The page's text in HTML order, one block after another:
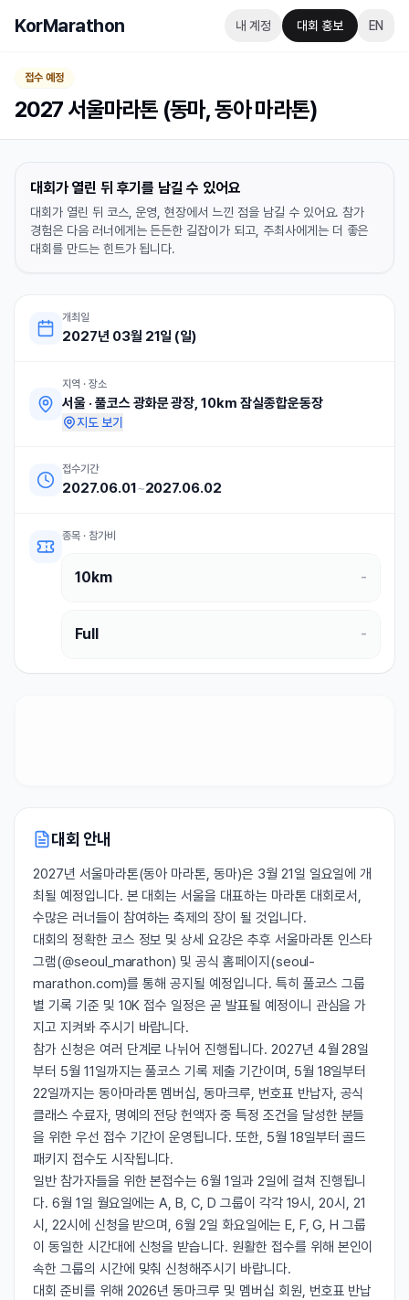
KorMarathon 내 계정 대회 홍보 EN
접수 예정
2027 서울마라톤 (동마, 동아 마라톤)
대회가 열린 뒤 후기를 남길 수 있어요
대회가 열린 뒤 코스, 운영, 현장에서 느낀 점을 남길 수 있어요. 참가
경험은 다음 러너에게는 든든한 길잡이가 되고, 주최사에게는 더 좋은
대회를 만드는 힌트가 됩니다.
개최일
2027년 03월 21일 (일)
지역 · 장소
서울· 풀코스 광화문 광장, 10km 잠실종합운동장
지도 보기
접수기간
2027.06.01~2027.06.02
종목 · 참가비
10km -
Full -
대회 안내
2027년 서울마라톤(동아 마라톤, 동마)은 3월 21일 일요일에 개
최될 예정입니다. 본 대회는 서울을 대표하는 마라톤 대회로서,
수많은 러너들이 참여하는 축제의 장이 될 것입니다.
대회의 정확한 코스 정보 및 상세 요강은 추후 서울마라톤 인스타
그램(@seoul_marathon) 및 공식 홈페이지(seoul-
marathon.com)를 통해 공지될 예정입니다. 특히 풀코스 그룹
별 기록 기준 및 10K 접수 일정은 곧 발표될 예정이니 관심을 가
지고 지켜봐 주시기 바랍니다.
참가 신청은 여러 단계로 나뉘어 진행됩니다. 2027년 4월 28일
부터 5월 11일까지는 풀코스 기록 제출 기간이며, 5월 18일부터
22일까지는 동아마라톤 멤버십, 동마크루, 번호표 반납자, 공식
클래스 수료자, 명예의 전당 헌액자 중 특정 조건을 달성한 분들
을 위한 우선 접수 기간이 운영됩니다. 또한, 5월 18일부터 골드
패키지 접수도 시작됩니다.
일반 참가자들을 위한 본접수는 6월 1일과 2일에 걸쳐 진행됩니
다. 6월 1일 월요일에는 A, B, C, D 그룹이 각각 19시, 20시, 21
시, 22시에 신청을 받으며, 6월 2일 화요일에는 E, F, G, H 그룹
이 동일한 시간대에 신청을 받습니다. 원활한 접수를 위해 본인이
속한 그룹의 시간에 맞춰 신청해주시기 바랍니다.
대회 준비를 위해 2026년 동마크루 및 멤버십 회원, 번호표 반납